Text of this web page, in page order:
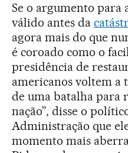
Se o argumento para
válido antes da
agora mais do que
é coroado como o
presidência de
americanos voltem a
de uma batalha para
nação”, disse o
Administração que
momento mais